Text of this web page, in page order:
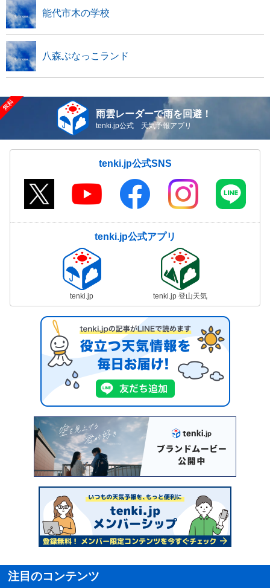
能代市木の学校
八森ぶなっこランド
雨雲レーダーで雨を回避！
tenki.jp公式 天気予報アプリ
tenki.jp公式SNS
tenki.jp公式アプリ
tenki.jp tenki.jp 登山天気
注目のコンテンツ